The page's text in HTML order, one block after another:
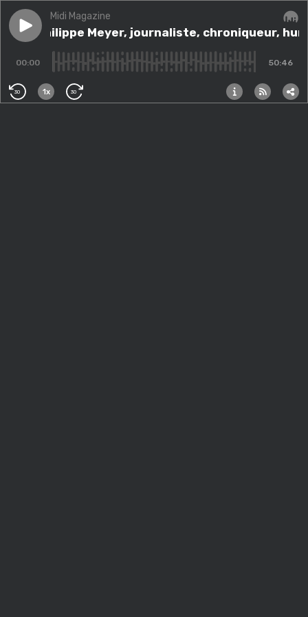
Play episodeAvec Philippe Meyer, journaliste, chroniqueur,
Midi Magazine
Avec Philippe Meyer, journaliste, chroniqueur,
00:00 50:46
30 1x 30